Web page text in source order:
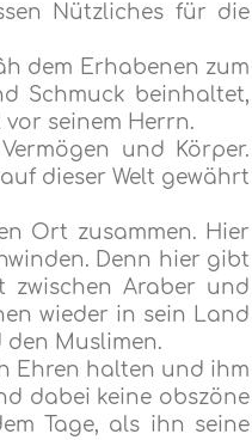
Nützliches für die
dem Erhabenen zum
Schmuck beinhaltet,
seinem Herrn.
und Körper.
dieser Welt gewährt
Ort zusammen. Hier
Denn hier gibt
zwischen Araber und
wieder in sein Land
Muslimen.
Ehren halten und ihm
dabei keine obszöne
Tage, als ihn seine